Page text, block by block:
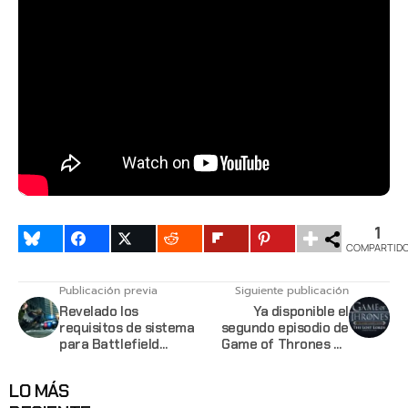
1
Publicación previa
Revelado los
requisitos de sistema
para Battlefield
Siguiente publicación
Ya disponible el
segundo episodio de
Game of Thrones de
LO MÁS